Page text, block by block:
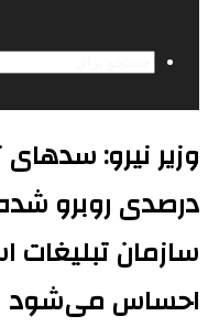
درصدی روبرو
سازمان تبلیغات
احساس می‌شود